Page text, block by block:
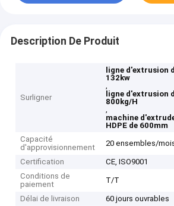
Description De Produit
Surligner
ligne d'extrusion
132kw
,
ligne d'extrusion
800kg/H
,
machine
HDPE de 600mm
Capacité
d'approvisionnement
20 ensembles/
Certification
CE, ISO9001
Conditions de
paiement
T/T
Délai de livraison
60 jours ouvrables